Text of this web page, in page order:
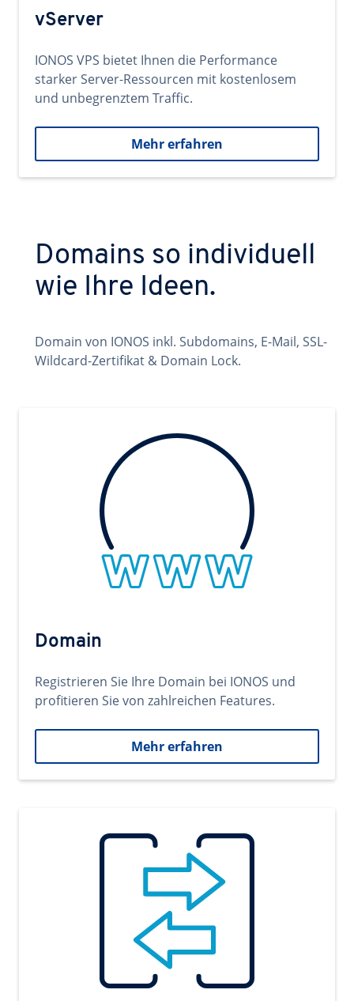
vServer
IONOS VPS bietet Ihnen die Performance
starker Server-Ressourcen mit kostenlosem
und unbegrenztem Traffic.
Mehr erfahren
Domains so individuell
wie Ihre Ideen.
Domain von IONOS inkl. Subdomains, E-Mail, SSL-
Wildcard-Zertifikat & Domain Lock.
Domain
Registrieren Sie Ihre Domain bei IONOS und
profitieren Sie von zahlreichen Features.
Mehr erfahren